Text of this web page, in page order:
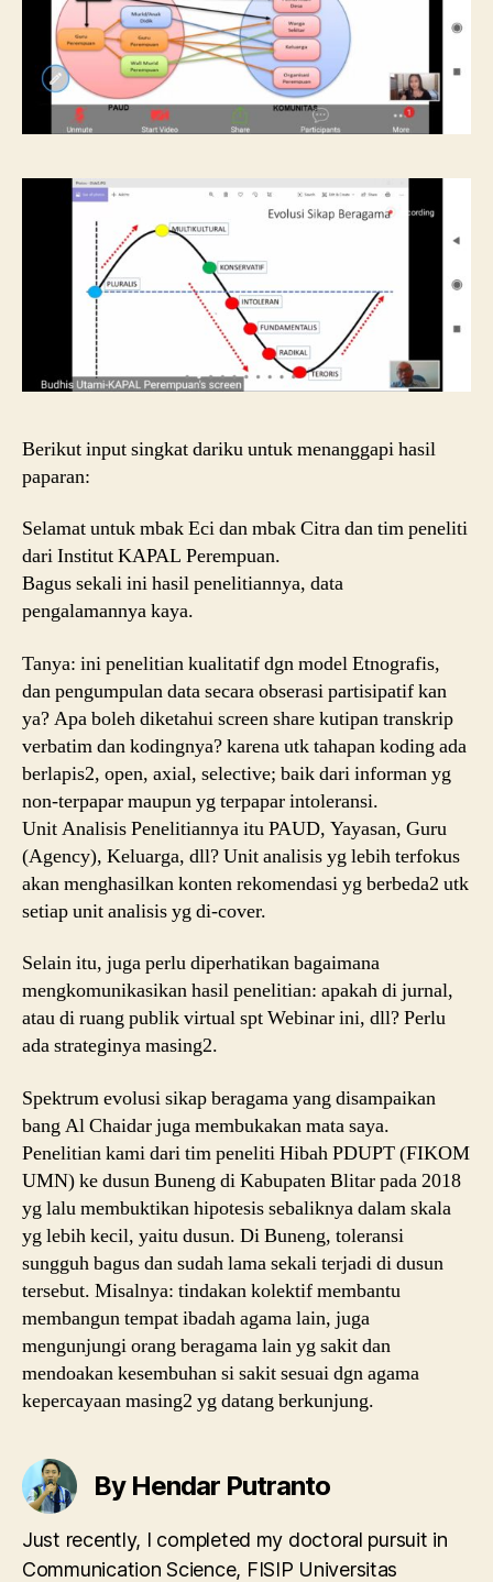
Berikut input singkat dariku untuk menanggapi hasil
paparan:
Selamat untuk mbak Eci dan mbak Citra dan tim peneliti
dari Institut KAPAL Perempuan.
Bagus sekali ini hasil penelitiannya, data
pengalamannya kaya.
Tanya: ini penelitian kualitatif dgn model Etnografis,
dan pengumpulan data secara obserasi partisipatif kan
ya? Apa boleh diketahui screen share kutipan transkrip
verbatim dan kodingnya? karena utk tahapan koding ada
berlapis2, open, axial, selective; baik dari informan yg
non-terpapar maupun yg terpapar intoleransi.
Unit Analisis Penelitiannya itu PAUD, Yayasan, Guru
(Agency), Keluarga, dll? Unit analisis yg lebih terfokus
akan menghasilkan konten rekomendasi yg berbeda2 utk
setiap unit analisis yg di-cover.
Selain itu, juga perlu diperhatikan bagaimana
mengkomunikasikan hasil penelitian: apakah di jurnal,
atau di ruang publik virtual spt Webinar ini, dll? Perlu
ada strateginya masing2.
Spektrum evolusi sikap beragama yang disampaikan
bang Al Chaidar juga membukakan mata saya.
Penelitian kami dari tim peneliti Hibah PDUPT (FIKOM
UMN) ke dusun Buneng di Kabupaten Blitar pada 2018
yg lalu membuktikan hipotesis sebaliknya dalam skala
yg lebih kecil, yaitu dusun. Di Buneng, toleransi
sungguh bagus dan sudah lama sekali terjadi di dusun
tersebut. Misalnya: tindakan kolektif membantu
membangun tempat ibadah agama lain, juga
mengunjungi orang beragama lain yg sakit dan
mendoakan kesembuhan si sakit sesuai dgn agama
kepercayaan masing2 yg datang berkunjung.
By Hendar Putranto
Just recently, I completed my doctoral pursuit in
Communication Science, FISIP Universitas